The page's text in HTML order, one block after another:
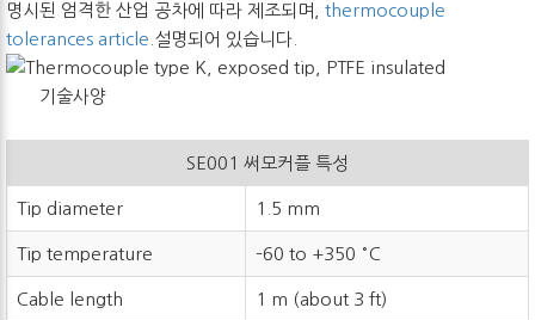
명시된 엄격한 산업 공차에 따라 제조되며, thermocouple
tolerances article .설명되어 있습니다.
기술사양
SE001 써모커플 특성
Tip diameter 1.5 mm
Tip temperature –60 to +350 °C
Cable length 1 m (about 3 ft)